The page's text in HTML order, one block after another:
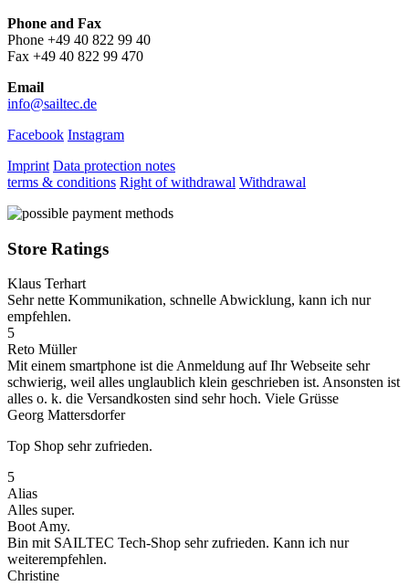
Phone and Fax
Phone +49 40 822 99 40
Fax +49 40 822 99 470
Email
info@sailtec.de
Facebook Instagram
Imprint Data protection notes
terms & conditions Right of withdrawal Withdrawal
Store Ratings
Klaus Terhart
Sehr nette Kommunikation, schnelle Abwicklung, kann ich nur
empfehlen.
5
Reto Müller
Mit einem smartphone ist die Anmeldung auf Ihr Webseite sehr
schwierig, weil alles unglaublich klein geschrieben ist. Ansonsten ist
alles o. k. die Versandkosten sind sehr hoch. Viele Grüsse
Georg Mattersdorfer
Top Shop sehr zufrieden.
5
Alias
Alles super.
Boot Amy.
Bin mit SAILTEC Tech-Shop sehr zufrieden. Kann ich nur
weiterempfehlen.
Christine